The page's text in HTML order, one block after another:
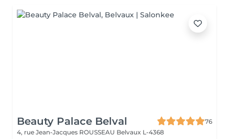
Beauty Palace Belval
76
4, rue Jean-Jacques ROUSSEAU Belvaux L-4368